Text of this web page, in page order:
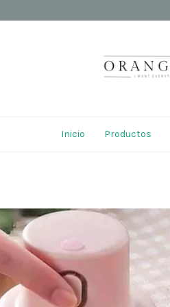
Inicio Productos